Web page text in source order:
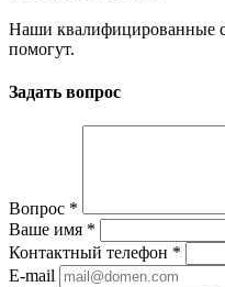
Наши квалифицированные
помогут.
Задать вопрос
Вопрос *
Ваше имя *
Контактный телефон *
E-mail